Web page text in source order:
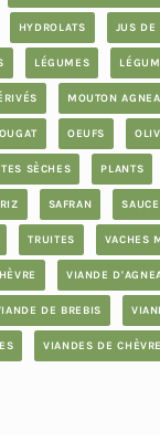
HYDROLATS JUS DE
LÉGUMES
MOUTON
OEUFS
SÈCHES PLANTS
RIZ SAFRAN
TRUITES VACHES
VIANDE
DE BREBIS
VIANDES DE CHÈVRE